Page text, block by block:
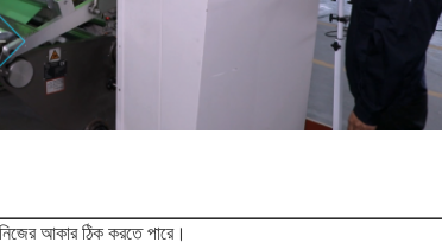
আকার ঠিক করতে পারে।